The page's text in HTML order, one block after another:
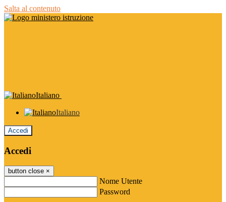
Salta al contenuto
Italiano
Italiano
Accedi
Accedi
button close ×
Nome Utente
Password